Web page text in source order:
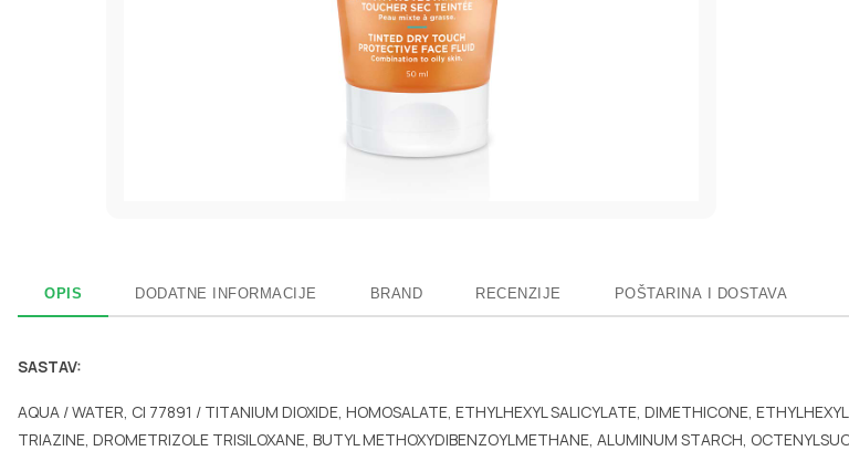
OPIS DODATNE INFORMACIJE BRAND RECENZIJE POŠTARINA I DOSTAVA
SASTAV:
AQUA / WATER, CI 77891 / TITANIUM DIOXIDE, HOMOSALATE, ETHYLHEXYL SALICYLATE, DIMETHICONE,
TRIAZINE, DROMETRIZOLE TRISILOXANE, BUTYL METHOXYDIBENZOYLMETHANE, ALUMINUM STARCH,